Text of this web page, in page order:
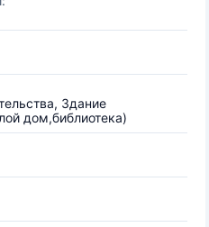
Здание
дом,библиотека)